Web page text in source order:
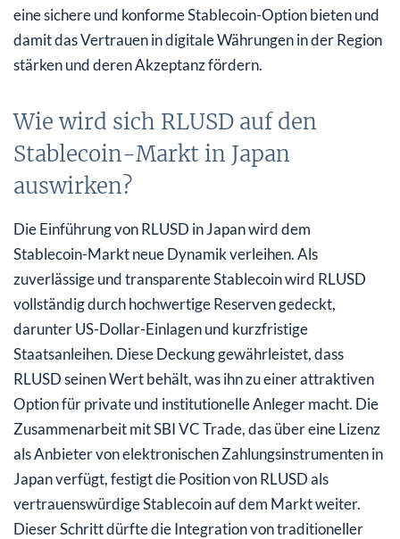
eine sichere und konforme Stablecoin-Option bieten und
damit das Vertrauen in digitale Währungen in der Region
stärken und deren Akzeptanz fördern.
Wie wird sich RLUSD auf den
Stablecoin-Markt in Japan
auswirken?
Die Einführung von RLUSD in Japan wird dem
Stablecoin-Markt neue Dynamik verleihen. Als
zuverlässige und transparente Stablecoin wird RLUSD
vollständig durch hochwertige Reserven gedeckt,
darunter US-Dollar-Einlagen und kurzfristige
Staatsanleihen. Diese Deckung gewährleistet, dass
RLUSD seinen Wert behält, was ihn zu einer attraktiven
Option für private und institutionelle Anleger macht. Die
Zusammenarbeit mit SBI VC Trade, das über eine Lizenz
als Anbieter von elektronischen Zahlungsinstrumenten in
Japan verfügt, festigt die Position von RLUSD als
vertrauenswürdige Stablecoin auf dem Markt weiter.
Dieser Schritt dürfte die Integration von traditioneller